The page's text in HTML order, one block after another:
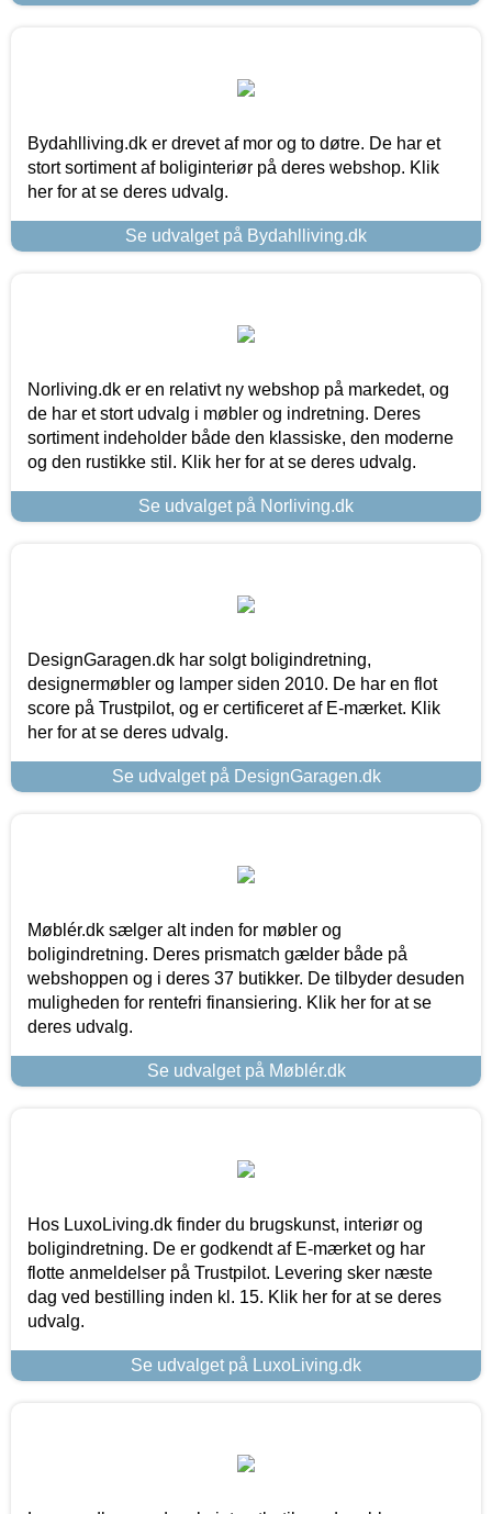
Bydahlliving.dk er drevet af mor og to døtre. De har et
stort sortiment af boliginteriør på deres webshop. Klik
her for at se deres udvalg.
Se udvalget på Bydahlliving.dk
Norliving.dk er en relativt ny webshop på markedet, og
de har et stort udvalg i møbler og indretning. Deres
sortiment indeholder både den klassiske, den moderne
og den rustikke stil. Klik her for at se deres udvalg.
Se udvalget på Norliving.dk
DesignGaragen.dk har solgt boligindretning,
designermøbler og lamper siden 2010. De har en flot
score på Trustpilot, og er certificeret af E-mærket. Klik
her for at se deres udvalg.
Se udvalget på DesignGaragen.dk
Møblér.dk sælger alt inden for møbler og
boligindretning. Deres prismatch gælder både på
webshoppen og i deres 37 butikker. De tilbyder desuden
muligheden for rentefri finansiering. Klik her for at se
deres udvalg.
Se udvalget på Møblér.dk
Hos LuxoLiving.dk finder du brugskunst, interiør og
boligindretning. De er godkendt af E-mærket og har
flotte anmeldelser på Trustpilot. Levering sker næste
dag ved bestilling inden kl. 15. Klik her for at se deres
udvalg.
Se udvalget på LuxoLiving.dk